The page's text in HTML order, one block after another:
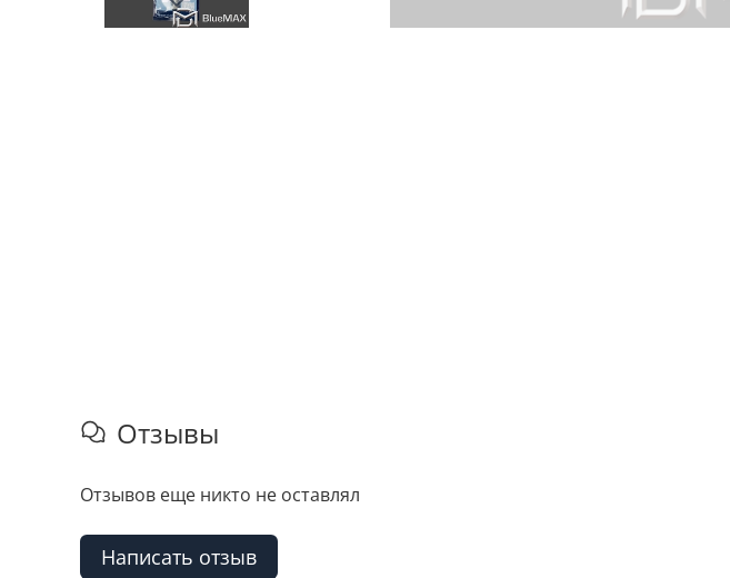
Отзывы
Отзывов еще никто не оставлял
Написать отзыв